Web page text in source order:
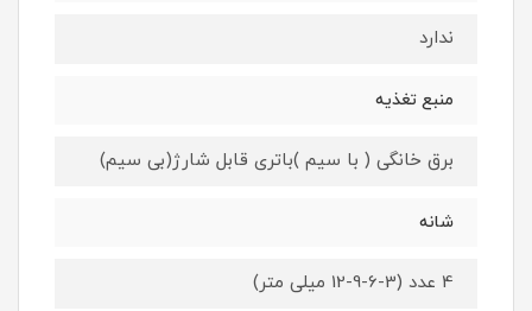
ندارد
منبع تغذیه
برق خانگی ( با سیم )باتری قابل شارژ(بی سیم)
شانه
4 عدد (3-6-9-12 میلی متر)